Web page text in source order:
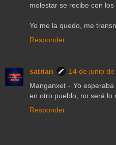
molestar se recibe con los
Yo me la quedo, me
Responder
satrian
14 de junio
Manganxet - Yo
en otro pueblo, no será lo
Responder